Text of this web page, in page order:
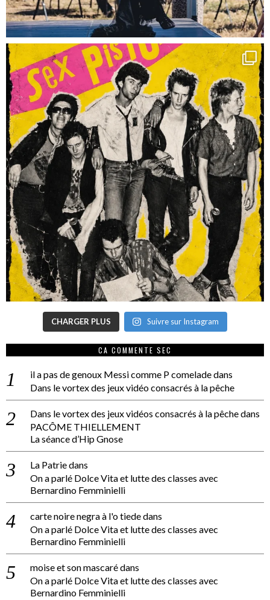
CHARGER PLUS Suivre sur Instagram
CA COMMENTE SEC
il a pas de genoux Messi comme P comeladedans
Dans le vortex des jeux vidéo consacrés à la pêche
Dans le vortex des jeux vidéos consacrés à la pêchedans
PACÔME THIELLEMENT
La séance d’Hip Gnose
La Patriedans
On a parlé Dolce Vita et lutte des classes avec
Bernardino Femminielli
carte noire negra à l'o tiededans
On a parlé Dolce Vita et lutte des classes avec
Bernardino Femminielli
moise et son mascarédans
On a parlé Dolce Vita et lutte des classes avec
Bernardino Femminielli